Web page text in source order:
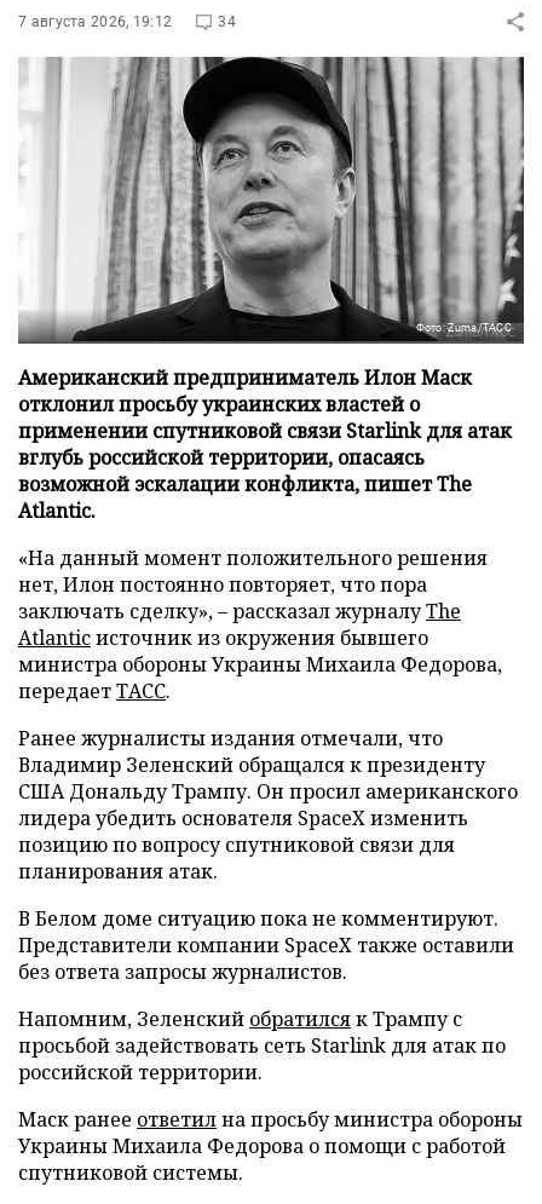
7 августа 2026, 19:12 34
Фото: Zuma/ТАСС
Американский предприниматель Илон Маск
отклонил просьбу украинских властей о
применении спутниковой связи Starlink для атак
вглубь российской территории, опасаясь
возможной эскалации конфликта, пишет The
Atlantic.
«На данный момент положительного решения
нет, Илон постоянно повторяет, что пора
заключать сделку», – рассказал журналуThe
Atlanticисточник из окружения бывшего
министра обороны Украины Михаила Федорова,
передаетТАСС.
Ранее журналисты издания отмечали, что
Владимир Зеленский обращался к президенту
США Дональду Трампу. Он просил американского
лидера убедить основателя SpaceX изменить
позицию по вопросу спутниковой связи для
планирования атак.
В Белом доме ситуацию пока не комментируют.
Представители компании SpaceX также оставили
без ответа запросы журналистов.
Напомним, Зеленский обратилсяк Трампу с
просьбой задействовать сеть Starlink для атак по
российской территории.
Маск ранее ответилна просьбу министра обороны
Украины Михаила Федорова о помощи с работой
спутниковой системы.